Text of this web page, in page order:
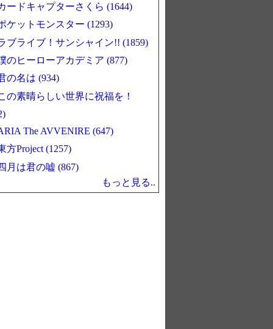
ードキャプターさくら (1644)
ケットモンスター (1293)
ブライブ！サンシャイン!! (1859)
のヒーローアカデミア (877)
の名は (934)
の素晴らしい世界に祝福を！
The AVVENIRE (647)
方Project (1257)
月は君の嘘 (867)
もっと見る..